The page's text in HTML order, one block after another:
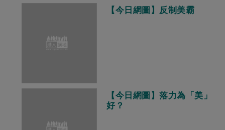
【今日網圖】反制美霸
【今日網圖】落力為「美」
好？